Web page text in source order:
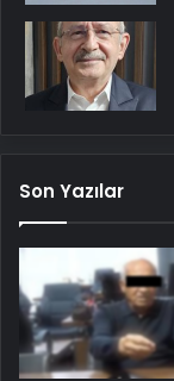
Son Yazılar